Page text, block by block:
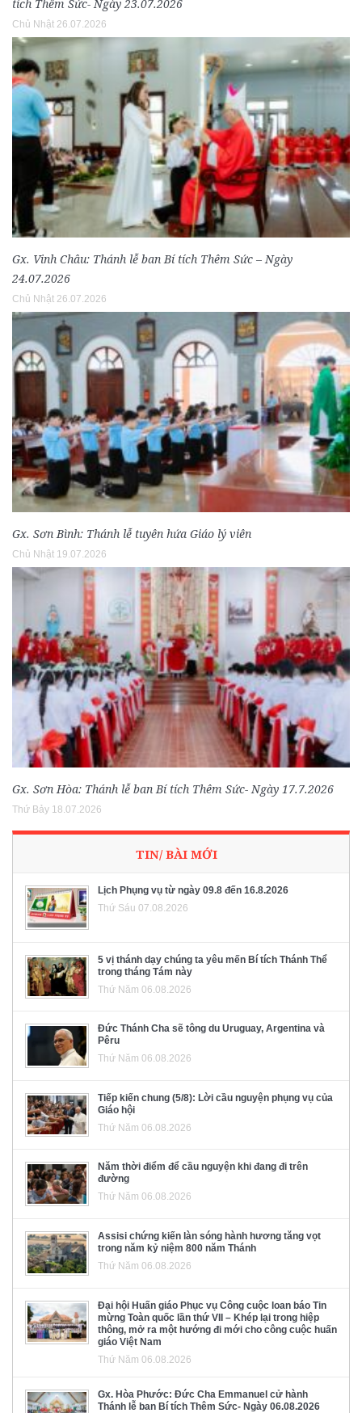
tích Thêm Sức- Ngày 23.07.2026
Chủ Nhật 26.07.2026
Gx. Vinh Châu: Thánh lễ ban Bí tích Thêm Sức – Ngày
24.07.2026
Chủ Nhật 26.07.2026
Gx. Sơn Bình: Thánh lễ tuyên hứa Giáo lý viên
Chủ Nhật 19.07.2026
Gx. Sơn Hòa: Thánh lễ ban Bí tích Thêm Sức- Ngày 17.7.2026
Thứ Bảy 18.07.2026
TIN/ BÀI MỚI
Lịch Phụng vụ từ ngày 09.8 đến 16.8.2026
Thứ Sáu 07.08.2026
5 vị thánh dạy chúng ta yêu mến Bí tích Thánh Thể
trong tháng Tám này
Thứ Năm 06.08.2026
Đức Thánh Cha sẽ tông du Uruguay, Argentina và
Pêru
Thứ Năm 06.08.2026
Tiếp kiến chung (5/8): Lời cầu nguyện phụng vụ của
Giáo hội
Thứ Năm 06.08.2026
Năm thời điểm để cầu nguyện khi đang đi trên
đường
Thứ Năm 06.08.2026
Assisi chứng kiến làn sóng hành hương tăng vọt
trong năm kỷ niệm 800 năm Thánh
Thứ Năm 06.08.2026
Đại hội Huấn giáo Phục vụ Công cuộc loan báo Tin
mừng Toàn quốc lần thứ VII – Khép lại trong hiệp
thông, mở ra một hướng đi mới cho công cuộc huấn
giáo Việt Nam
Thứ Năm 06.08.2026
Gx. Hòa Phước: Đức Cha Emmanuel cử hành
Thánh lễ ban Bí tích Thêm Sức- Ngày 06.08.2026